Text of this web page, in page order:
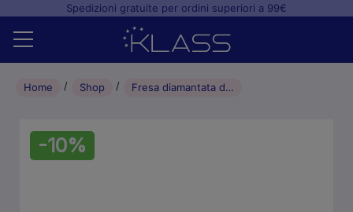
Spedizioni gratuite per ordini superiori a 99€
Home
Studio odontoiatrico
Home Shop Fresa diamantata di preparazione Pera Lunga (5pz) – L 4mm
-10%